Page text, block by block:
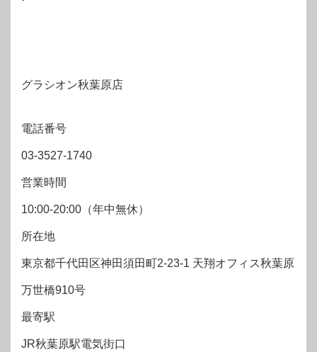
グラシオン秋葉原店
電話番号
03-3527-1740
営業時間
10:00-20:00（年中無休）
所在地
東京都千代田区神田須田町2-23-1 天翔オフィス秋葉原
万世橋910号
最寄駅
JR秋葉原駅電気街口